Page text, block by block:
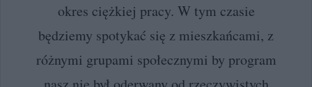
okres ciężkiej pracy. W tym czasie
będziemy spotykać się z mieszkańcami, z
różnymi grupami społecznymi by program